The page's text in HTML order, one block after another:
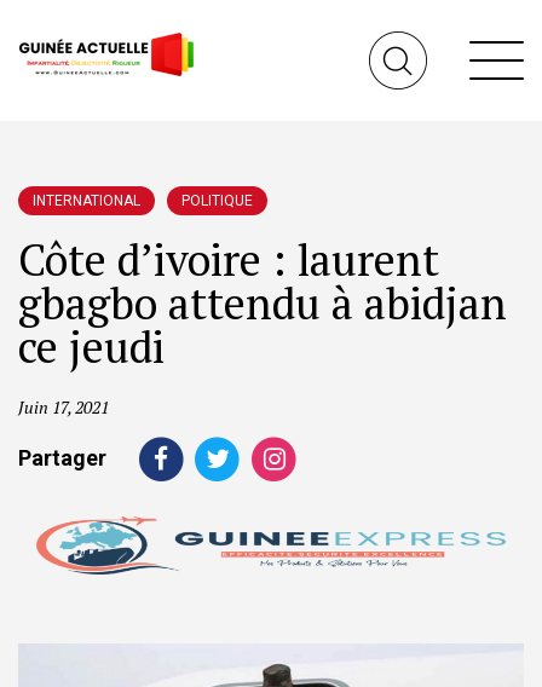
INTERNATIONAL POLITIQUE
Côte d’ivoire : laurent
gbagbo attendu à abidjan
ce jeudi
Juin 17, 2021
Partager